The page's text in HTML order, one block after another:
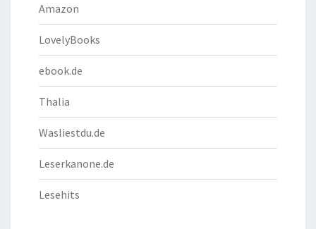
Amazon
LovelyBooks
ebook.de
Thalia
Wasliestdu.de
Leserkanone.de
Lesehits